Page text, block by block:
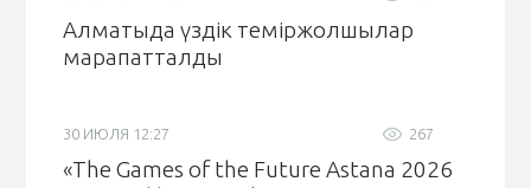
Алматыда үздік теміржолшылар
марапатталды
267
30 ИЮЛЯ 12:27
«The Games of the Future Astana 2026